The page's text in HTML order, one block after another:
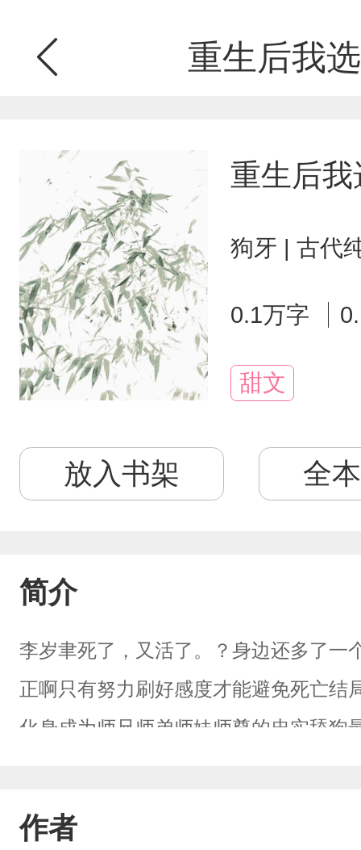
重生后我
重生后
狗牙 | 古代
0.1万字
甜文
放入书架 全
简介
李岁聿死了，又活了。？身边还多了一
正啊只有努力刷好感度才能避免死亡结
化身成为师兄师弟师妹师尊的忠实舔狗
作者